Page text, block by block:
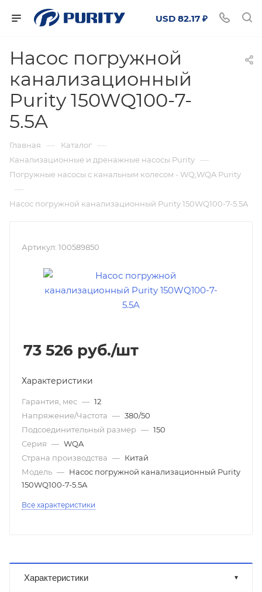
USD 82.17 ₽
Насос погружной
канализационный
Purity 150WQ100-7-
5.5A
Главная — Каталог —
Канализационные и дренажные насосы Purity —
Погружные насосы с канальным колесом - WQ,WQA Purity
—
Насос погружной канализационный Purity 150WQ100-7-5.5A
Артикул: 100589850
73 526 руб./шт
Характеристики
Гарантия, мес — 12
Напряжение/Частота — 380/50
Подсоединительный размер — 150
Серия — WQA
Страна производства — Китай
Модель — Насос погружной канализационный Purity
150WQ100-7-5.5A
Все характеристики
Характеристики